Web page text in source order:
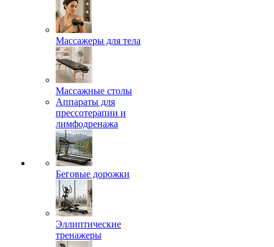
Массажеры для тела
Массажные столы
Аппараты для
прессотерапии и
лимфодренажа
Беговые дорожки
Эллиптические
тренажеры